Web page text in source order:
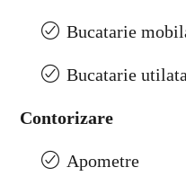
Bucatarie
Bucatarie utilata
Contorizare
Apometre